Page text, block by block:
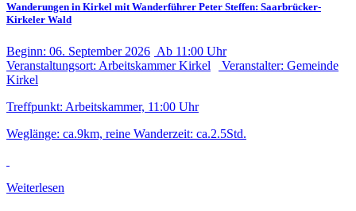
Wanderungen in Kirkel mit Wanderführer Peter Steffen: Saarbrücker-
Kirkeler Wald
Beginn: 06. September 2026 Ab 11:00 Uhr
Veranstaltungsort: Arbeitskammer Kirkel Veranstalter: Gemeinde
Kirkel
Treffpunkt: Arbeitskammer, 11:00 Uhr
Weglänge: ca.9km, reine Wanderzeit: ca.2.5Std.
Weiterlesen